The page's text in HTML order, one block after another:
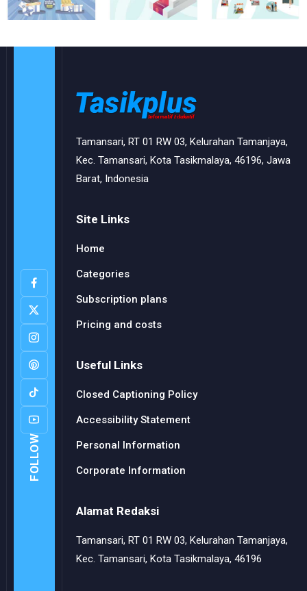
FOLLOW
Tamansari, RT 01 RW 03, Kelurahan Tamanjaya,
Kec. Tamansari, Kota Tasikmalaya, 46196, Jawa
Barat, Indonesia
Site Links
Home
Categories
Subscription plans
Pricing and costs
Useful Links
Closed Captioning Policy
Accessibility Statement
Personal Information
Corporate Information
Alamat Redaksi
Tamansari, RT 01 RW 03, Kelurahan Tamanjaya,
Kec. Tamansari, Kota Tasikmalaya, 46196